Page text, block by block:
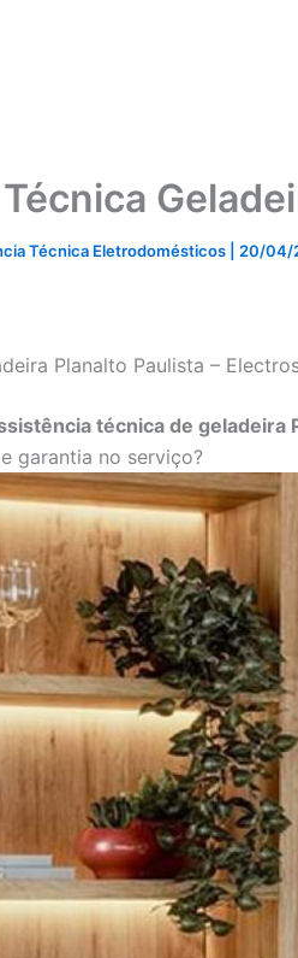
Técnica Eletrodomésticos 20/04/
Planalto Paulista –
técnica de geladeira
garantia no serviço?